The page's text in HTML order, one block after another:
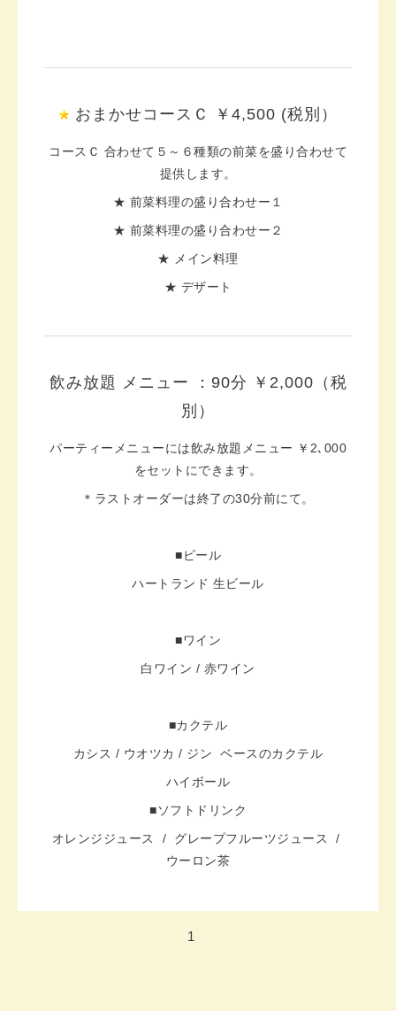
おまかせコースＣ ￥4,500 (税別）
コースＣ 合わせて５～６種類の前菜を盛り合わせて
提供します。
★ 前菜料理の盛り合わせー１
★ 前菜料理の盛り合わせー２
★ メイン料理
★ デザート
飲み放題 メニュー ：90分 ￥2,000（税
別）
パーティーメニューには飲み放題メニュー ￥2､000
をセットにできます。
＊ラストオーダーは終了の30分前にて。
■ビール
ハートランド 生ビール
■ワイン
白ワイン / 赤ワイン
■カクテル
カシス / ウオツカ / ジン ベースのカクテル
ハイボール
■ソフトドリンク
オレンジジュース / グレープフルーツジュース /
ウーロン茶
1